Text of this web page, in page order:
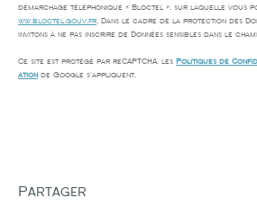
démarchage téléphonique « Bloctel », sur laquelle vous
ww.bloctel.gouv.fr . Dans le cadre de la protection des
invitons à ne pas inscrire de Données sensibles dans le
Ce site est protégé par reCAPTCHA, les Politiques de
ation de Google s'appliquent.
partager